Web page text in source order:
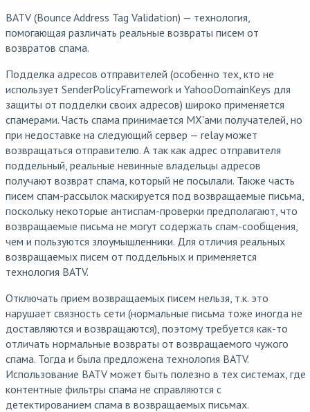
BATV (Bounce Address Tag Validation) — технология,
помогающая различать реальные возвраты писем от
возвратов спама.
Подделка адресов отправителей (особенно тех, кто не
использует SenderPolicyFramework и YahooDomainKeys для
защиты от подделки своих адресов) широко применяется
спамерами. Часть спама принимается MX'ами получателей, но
при недоставке на следующий сервер — relay может
возвращаться отправителю. А так как адрес отправителя
поддельный, реальные невинные владельцы адресов
получают возврат спама, который не посылали. Также часть
писем спам-рассылок маскируется под возвращаемые письма,
поскольку некоторые антиспам-проверки предполагают, что
возвращаемые письма не могут содержать спам-сообщения,
чем и пользуются злоумышленники. Для отличия реальных
возвращаемых писем от поддельных и применяется
технология BATV.
Отключать прием возвращаемых писем нельзя, т.к. это
нарушает связность сети (нормальные письма тоже иногда не
доставляются и возвращаются), поэтому требуется как-то
отличать нормальные возвраты от возвращаемого чужого
спама. Тогда и была предложена технология BATV.
Использование BATV может быть полезно в тех системах, где
контентные фильтры спама не справляются с
детектированием спама в возвращаемых письмах.